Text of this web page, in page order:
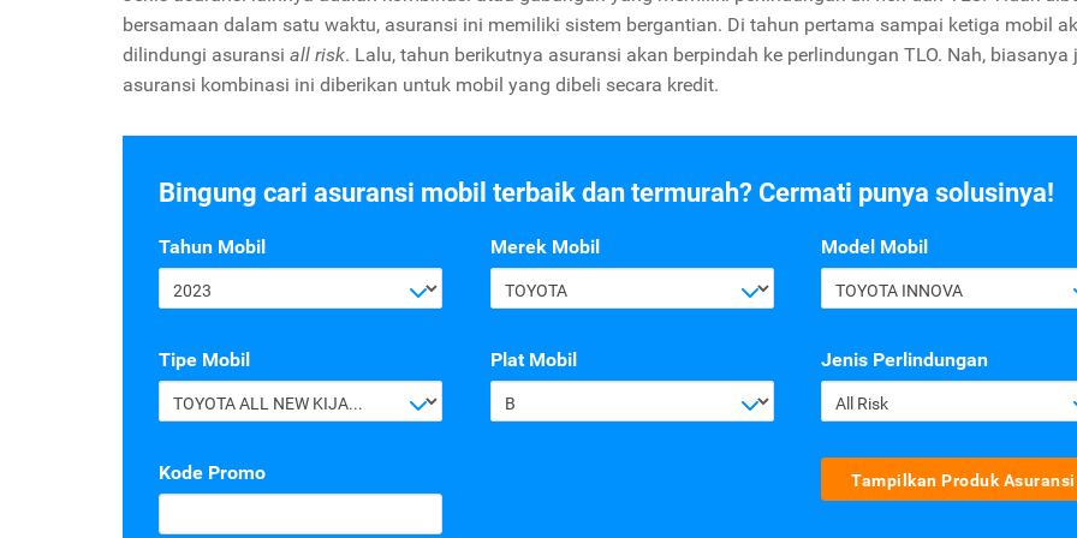
bersamaan dalam satu waktu, asuransi ini memiliki sistem bergantian. Di tahun pertama sampai ketiga mobil
dilindungi asuransi all risk. Lalu, tahun berikutnya asuransi akan berpindah ke perlindungan TLO. Nah, biasanya
asuransi kombinasi ini diberikan untuk mobil yang dibeli secara kredit.
Bingung cari asuransi mobil terbaik dan termurah? Cermati punya solusinya!
Tahun Mobil
2023
Merek Mobil
TOYOTA
Model Mobil
TOYOTA INNOVA
Tipe Mobil
TOYOTA ALL NEW KIJANG INNOVA G 2.4 A/T DIESEL
Plat Mobil
B
Jenis Perlindungan
All Risk
Kode Promo Tampilkan Produk Asuransi